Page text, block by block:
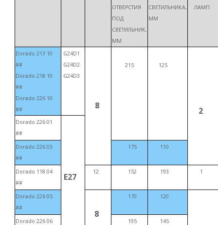
ОТВЕРСТИЯ
ПОД
СВЕТИЛЬНИК,
ММ
СВЕТИЛЬНИКА,
ММ
ЛАМП
Dorado 213 10
##
Dorado 218 10
##
Dorado 226 10
##
G24D1
G24D2
G24D3
8
215 125
2
Dorado 226 01
##
E27
Dorado 226 03
##
175 110
Dorado 118 04
##
12 152 193 1
Dorado 226 05
##
8
170 120
Dorado 226 06
195 145